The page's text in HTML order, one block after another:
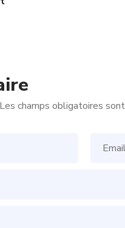
Les champs obligatoires